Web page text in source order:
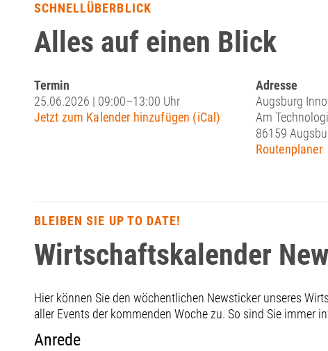
SCHNELLÜBERBLICK
Alles auf einen Blick
Termin
25.06.2026 | 09:00–13:00 Uhr
Jetzt zum Kalender hinzufügen (iCal)
Adresse
Augsburg
Am
86159
Routenplaner
BLEIBEN SIE UP TO DATE!
Wirtschaftskalender
Hier können Sie den wöchentlichen Newsticker unseres
aller Events der kommenden Woche zu. So sind Sie immer
Anrede